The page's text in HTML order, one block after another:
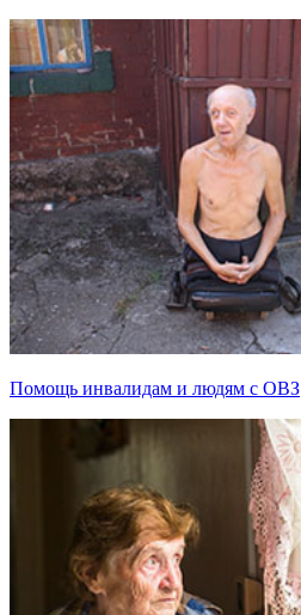
Помощь инвалидам и людям с ОВЗ